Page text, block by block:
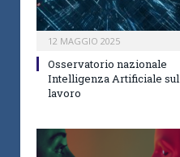
12 MAGGIO 2025
Osservatorio nazionale
Intelligenza Artificiale sul
lavoro